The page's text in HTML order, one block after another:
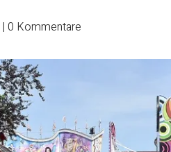
| 0 Kommentare